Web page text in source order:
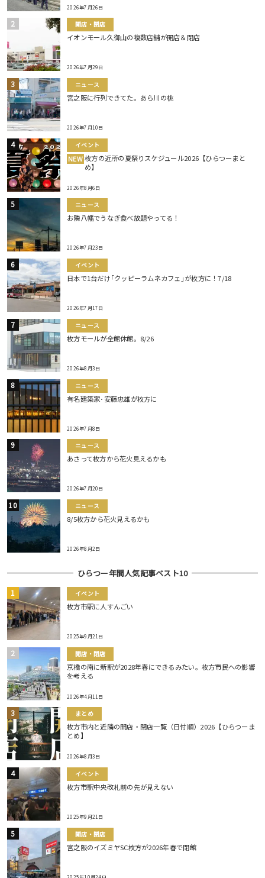
2026年7月26日
開店・閉店
イオンモール久御山の複数店舗が開店＆閉店
2026年7月29日
ニュース
宮之阪に行列できてた。あら川の桃
2026年7月10日
イベント
NEW 枚方の近所の夏祭りスケジュール2026【ひらつーまと
め】
2026年8月6日
ニュース
お隣八幡でうなぎ食べ放題やってる！
2026年7月23日
イベント
日本で1台だけ｢クッピーラムネカフェ｣が枚方に！7/18
2026年7月17日
ニュース
枚方モールが全館休館。8/26
2026年8月3日
ニュース
有名建築家･安藤忠雄が枚方に
2026年7月8日
ニュース
あさって枚方から花火見えるかも
2026年7月20日
ニュース
8/5枚方から花火見えるかも
2026年8月2日
ひらつー年間人気記事ベスト10
イベント
枚方市駅に人すんごい
2025年9月21日
開店・閉店
京橋の南に新駅が2028年春にできるみたい。枚方市民への影響
を考える
2026年4月11日
まとめ
枚方市内と近隣の開店・閉店一覧（日付順）2026【ひらつーま
とめ】
2026年8月3日
イベント
枚方市駅中央改札前の先が見えない
2025年9月21日
開店・閉店
宮之阪のイズミヤSC枚方が2026年春で閉館